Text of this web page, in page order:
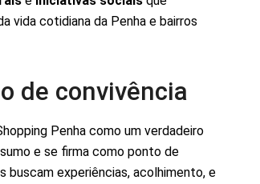
vida cotidiana da Penha e bairros
de convivência
Penha como um verdadeiro
e se firma como ponto de
buscam experiências, acolhimento, e